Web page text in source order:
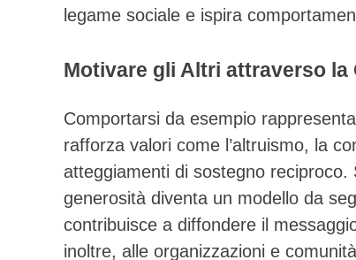
legame sociale e ispira
Motivare gli Altri attraverso la
Comportarsi da esempio
rafforza valori come l’altruismo, la
atteggiamenti di sostegno
generosità diventa un modello da
contribuisce a diffondere il
inoltre, alle organizzazioni e